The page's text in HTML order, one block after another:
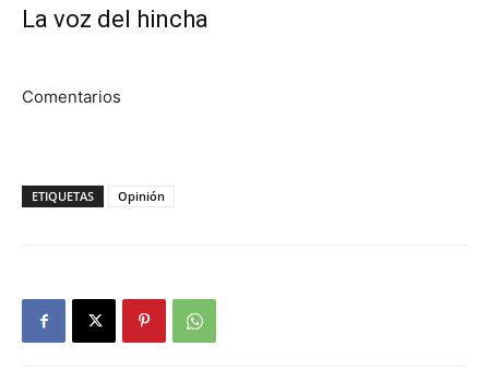
La voz del hincha
Comentarios
ETIQUETAS Opinión